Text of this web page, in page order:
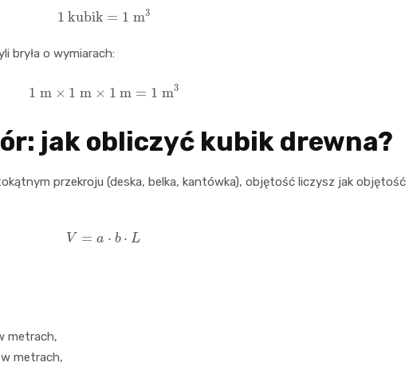
1 kubik m
bryła o wymiarach:
×1 m m
jak obliczyć kubik drewna?
przekroju (deska, belka, kantówka), objętość liczysz jak objętość
V= a b⋅
metrach,
metrach,